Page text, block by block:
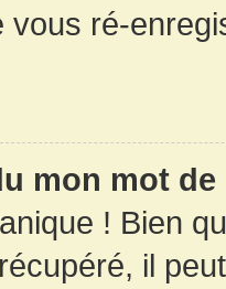
vous ré-
mon mot
! Bien
il